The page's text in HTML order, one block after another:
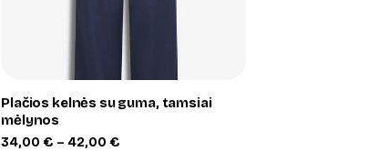
Plačios kelnės su guma, tamsiai
mėlynos
34,00€ – 42,00€